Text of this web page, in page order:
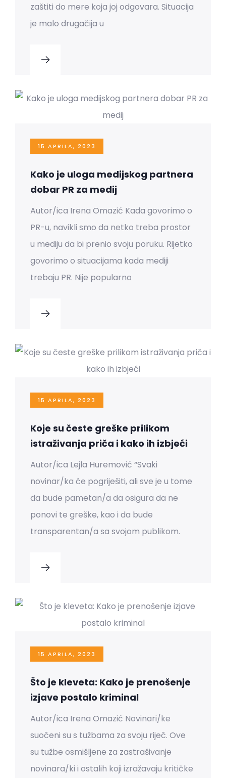
zaštiti do mere koja joj odgovara. Situacija
je malo drugačija u
15 APRILA, 2023
Kako je uloga medijskog partnera
dobar PR za medij
Autor/ica Irena Omazić Kada govorimo o
PR-u, navikli smo da netko treba prostor
u mediju da bi prenio svoju poruku. Rijetko
govorimo o situacijama kada mediji
trebaju PR. Nije popularno
15 APRILA, 2023
Koje su česte greške prilikom
istraživanja priča i kako ih izbjeći
Autor/ica Lejla Huremović “Svaki
novinar/ka će pogriješiti, ali sve je u tome
da bude pametan/a da osigura da ne
ponovi te greške, kao i da bude
transparentan/a sa svojom publikom.
15 APRILA, 2023
Što je kleveta: Kako je prenošenje
izjave postalo kriminal
Autor/ica Irena Omazić Novinari/ke
suočeni su s tužbama za svoju riječ. Ove
su tužbe osmišljene za zastrašivanje
novinara/ki i ostalih koji izražavaju kritičke